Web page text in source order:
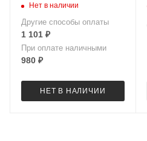
Нет в наличии
Другие способы оплаты
1 101 ₽
При оплате наличными
980 ₽
НЕТ В НАЛИЧИИ